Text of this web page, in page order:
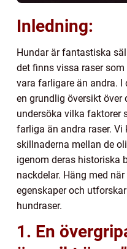
Inledning:
Hundar är fantastiska
det finns vissa raser
vara farligare än andra.
en grundlig översikt över
undersöka vilka faktorer
farliga än andra raser.
skillnaderna mellan de
igenom deras historiska
nackdelar. Häng med
egenskaper och
hundraser.
1. En